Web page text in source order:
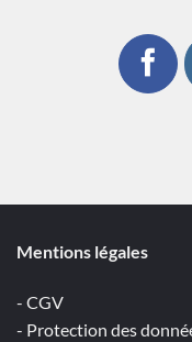
Mentions légales
- CGV
- Protection des